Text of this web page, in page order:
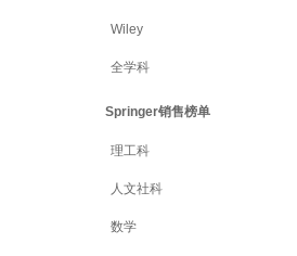
Wiley
全学科
Springer销售榜单
理工科
人文社科
数学